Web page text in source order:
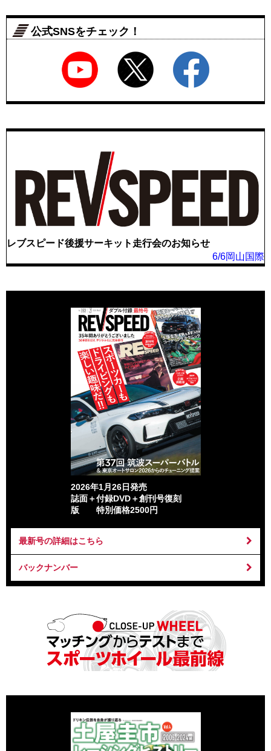
公式SNSをチェック！
レブスピード後援サーキット走行会のお知らせ
6/6岡山国際
2026年1月26日発売
誌面＋付録DVD＋創刊号復刻
版 特別価格2500円
最新号の詳細はこちら
バックナンバー